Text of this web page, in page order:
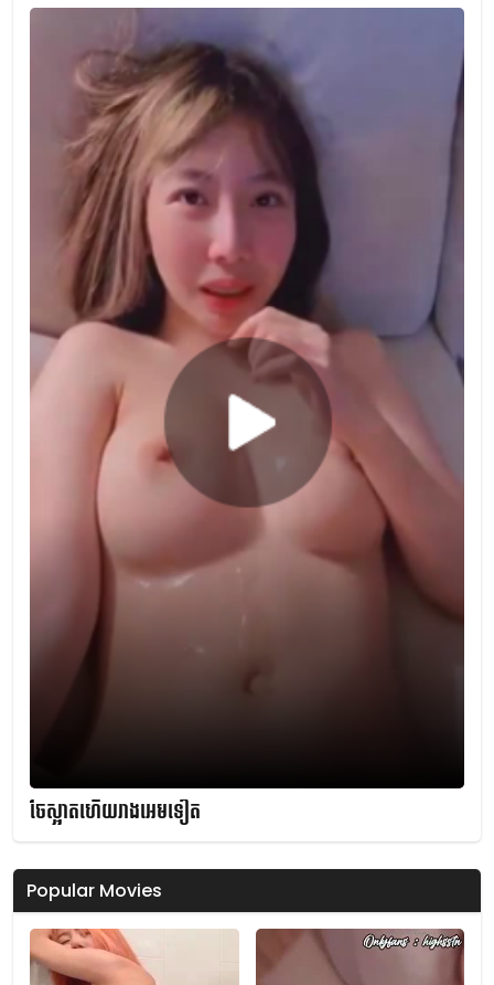
ចែស្អាតហើយរាងអេមទៀត
Popular Movies